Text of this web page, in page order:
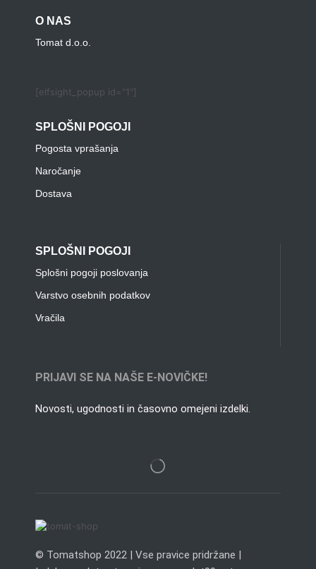
O NAS
Tomat d.o.o.
[elfsight_popup id="1"]
SPLOŠNI POGOJI
Pogosta vprašanja
Naročanje
Dostava
SPLOŠNI POGOJI
Splošni pogoji poslovanja
Varstvo osebnih podatkov
Vračila
PRIJAVI SE NA NAŠE E-NOVIČKE!
Novosti, ugodnosti in časovno omejeni izdelki.
© Tomatshop 2022 | Vse pravice pridržane |